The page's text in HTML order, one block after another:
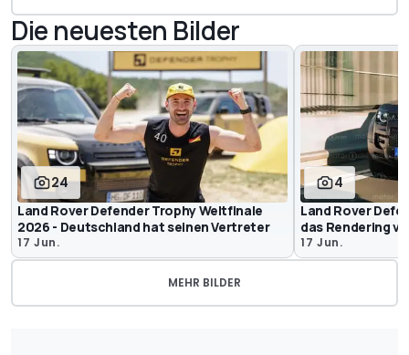
Die neuesten Bilder
24
Land Rover Defender Trophy Weltfinale
2026 - Deutschland hat seinen Vertreter
17 Jun.
4
Land Rover
das Rendering
17 Jun.
MEHR BILDER